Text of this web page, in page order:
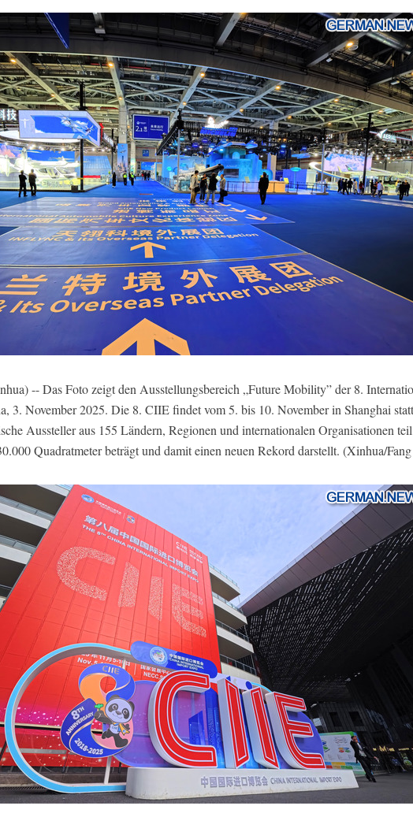
-- Das Foto zeigt den Ausstellungsbereich „Future Mobility” der 8.
3. November 2025. Die 8. CIIE findet vom 5. bis 10. November in Shanghai
Aussteller aus 155 Ländern, Regionen und internationalen Organisationen
Quadratmeter beträgt und damit einen neuen Rekord darstellt. (Xinhua/